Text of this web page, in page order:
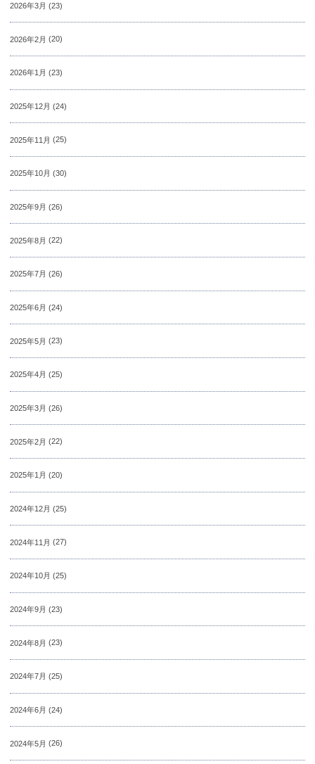
2026年3月 (23)
2026年2月 (20)
2026年1月 (23)
2025年12月 (24)
2025年11月 (25)
2025年10月 (30)
2025年9月 (26)
2025年8月 (22)
2025年7月 (26)
2025年6月 (24)
2025年5月 (23)
2025年4月 (25)
2025年3月 (26)
2025年2月 (22)
2025年1月 (20)
2024年12月 (25)
2024年11月 (27)
2024年10月 (25)
2024年9月 (23)
2024年8月 (23)
2024年7月 (25)
2024年6月 (24)
2024年5月 (26)